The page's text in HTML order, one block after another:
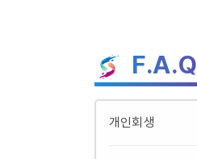
F.A.Q
개인회생